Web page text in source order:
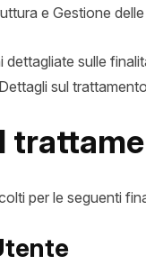
e Gestione
sulle
sul
per le seguenti